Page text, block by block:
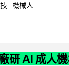
機械人
研 AI 成人